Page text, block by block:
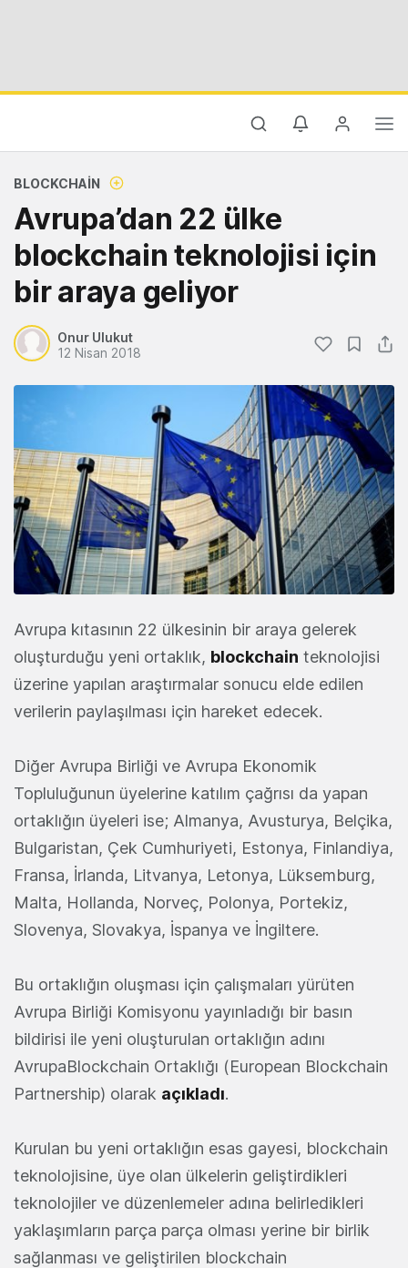
BLOCKCHAIN
Avrupa’dan 22 ülke
blockchain teknolojisi için
bir araya geliyor
Onur Ulukut
12 Nisan 2018
Avrupa kıtasının 22 ülkesinin bir araya gelerek
oluşturduğu yeni ortaklık, blockchain teknolojisi
üzerine yapılan araştırmalar sonucu elde edilen
verilerin paylaşılması için hareket edecek.
Diğer Avrupa Birliği ve Avrupa Ekonomik
Topluluğunun üyelerine katılım çağrısı da yapan
ortaklığın üyeleri ise; Almanya, Avusturya, Belçika,
Bulgaristan, Çek Cumhuriyeti, Estonya, Finlandiya,
Fransa, İrlanda, Litvanya, Letonya, Lüksemburg,
Malta, Hollanda, Norveç, Polonya, Portekiz,
Slovenya, Slovakya, İspanya ve İngiltere.
Bu ortaklığın oluşması için çalışmaları yürüten
Avrupa Birliği Komisyonu yayınladığı bir basın
bildirisi ile yeni oluşturulan ortaklığın adını
AvrupaBlockchain Ortaklığı (European Blockchain
Partnership) olarak açıkladı.
Kurulan bu yeni ortaklığın esas gayesi, blockchain
teknolojisine, üye olan ülkelerin geliştirdikleri
teknolojiler ve düzenlemeler adına belirledikleri
yaklaşımların parça parça olması yerine bir birlik
sağlanması ve geliştirilen blockchain